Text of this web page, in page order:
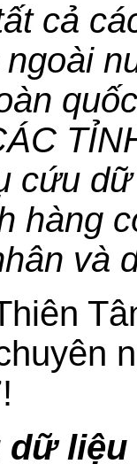
cả
cứu
hàng
và